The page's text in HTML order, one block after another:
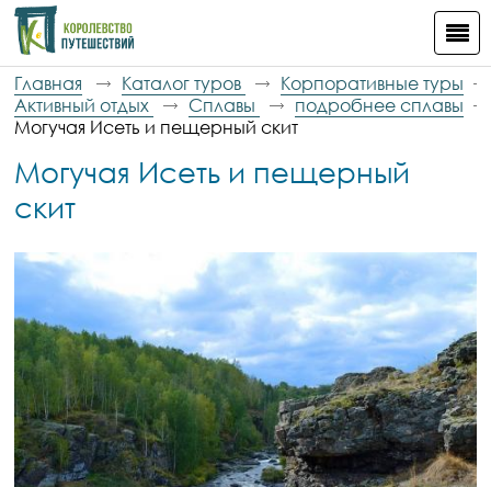
Главная Каталог туров
Корпоративные туры
Активный отдых
Сплавы
подробнее сплавы
Могучая Исеть и пещерный скит
Могучая Исеть и пещерный
скит